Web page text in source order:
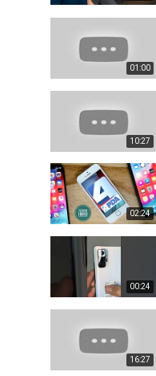
01:00
10:27
02:24
00:24
16:27